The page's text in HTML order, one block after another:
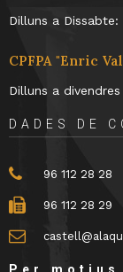
Dilluns a Dissabte:
CPFPA "Enric
Dilluns a
DADES DE
96 112 28 28
96 112 28 29